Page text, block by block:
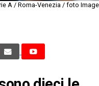
A / Roma-Venezia / foto Image